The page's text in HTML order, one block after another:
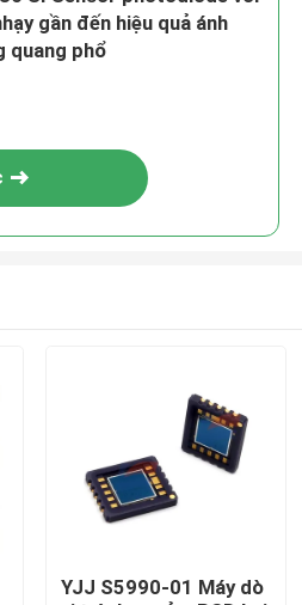
gần đến hiệu quả ánh
quang phổ
YJJ S5990-01 Máy dò